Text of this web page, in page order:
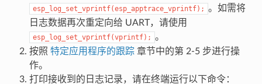
esp_log_set_vprintf(esp_apptrace_vprintf); 。如需将
日志数据再次重定向给 UART，请使用
esp_log_set_vprintf(vprintf); 。
按照 特定应用程序的跟踪章节中的第 2-5 步进行操
作。
打印接收到的日志记录，请在终端运行以下命令：